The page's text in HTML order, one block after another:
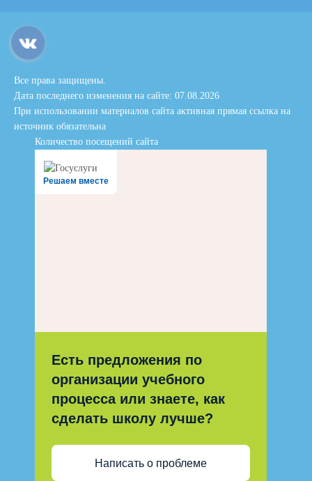
Все права защищены.
Дата последнего изменения на сайте: 07.08.2026
При использовании материалов сайта активная прямая ссылка на
источник обязательна
Количество посещений сайта
Решаем вместе
Есть предложения по
организации учебного
процесса или знаете, как
сделать школу лучше?
Написать о проблеме